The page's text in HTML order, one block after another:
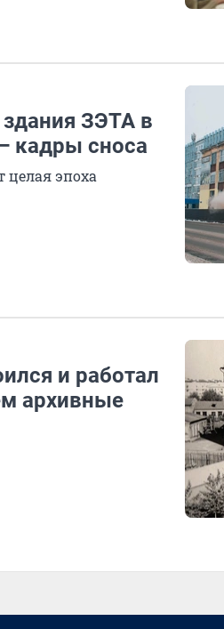
ЗЭТА в
кадры сноса
целая эпоха
и работал
архивные